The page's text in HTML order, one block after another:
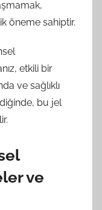
öneme sahiptir.
etkili bir
ve sağlıklı
bu jel
ve